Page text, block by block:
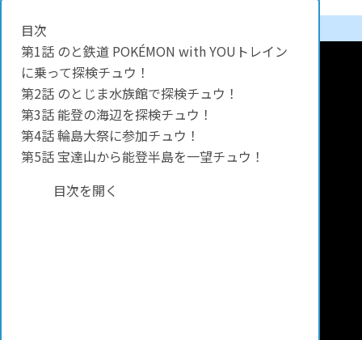
目次
第1話 のと鉄道 POKÉMON with YOUトレイン
に乗って探検チュウ！
第2話 のとじま水族館で探検チュウ！
第3話 能登の海辺を探検チュウ！
第4話 輪島大祭に参加チュウ！
第5話 宝達山から能登半島を一望チュウ！
目次を開く